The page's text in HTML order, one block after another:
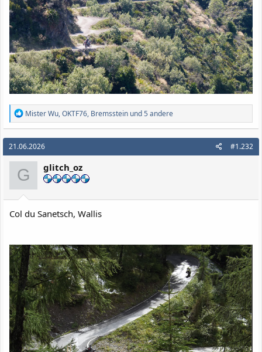
R
e
a
k
t
i
o
n
e
n
Mister Wu,OKTF76, Bremsstein und 5 andere
21.06.2026 #1.232
G glitch_oz
Col du Sanetsch, Wallis